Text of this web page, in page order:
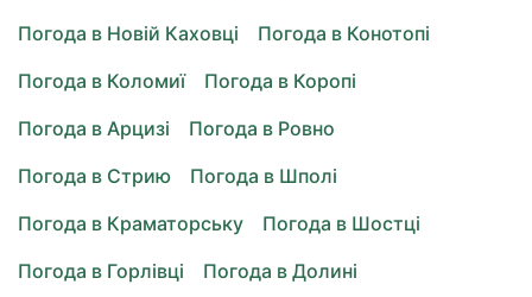
Погода в Новій Каховці
Погода в Конотопі
Погода в Коломиї
Погода в Коропі
Погода в Арцизі
Погода в Ровно
Погода в Стрию
Погода в Шполі
Погода в Краматорську
Погода в Шостці
Погода в Горлівці
Погода в Долині